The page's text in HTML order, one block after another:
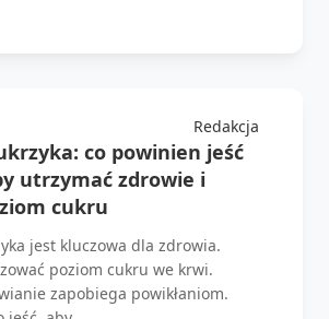
Redakcja
co powinien jeść
utrzymać zdrowie i
cukru
jest kluczowa dla zdrowia.
poziom cukru we krwi.
zapobiega powikłaniom.